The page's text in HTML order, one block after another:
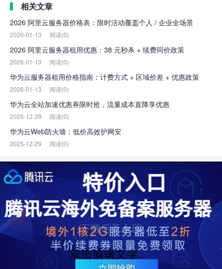
相关文章
2026 阿里云服务器价格表：限时活动覆盖个人 / 企业全场景
2026-01-13 阅读(0)
2026 阿里云服务器租用优惠：38 元秒杀 + 续费同价政策
2026-01-13 阅读(0)
华为云服务器租用价格指南：计费方式 + 区域价差 + 优惠政策
2026-01-13 阅读(0)
华为云全站加速优惠券限时抢，流量成本直降享优惠
2025-12-29 阅读(0)
华为云Web防火墙：低价高效护网安
2025-12-29 阅读(0)